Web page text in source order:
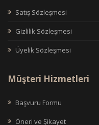
Satış Sözleşmesi
Gizlilik Sözleşmesi
Üyelik Sözleşmesi
Müşteri Hizmetleri
Başvuru Formu
Öneri ve Şikayet